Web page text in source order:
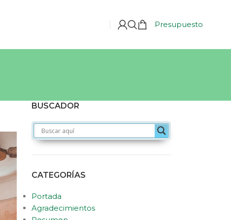
Presupuesto
BUSCADOR
CATEGORÍAS
Portada
Agradecimientos